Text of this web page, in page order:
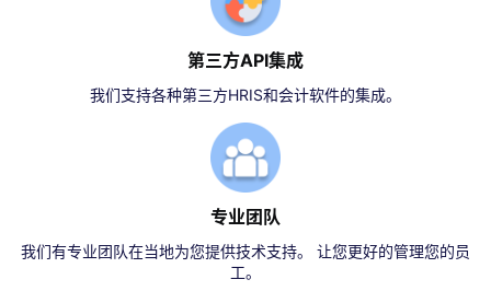
第三方API集成
我们支持各种第三方HRIS和会计软件的集成。
专业团队
我们有专业团队在当地为您提供技术支持。 让您更好的管理您的员
工。